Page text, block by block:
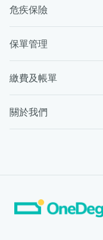
危疾保險
保單管理
繳費及帳單
關於我們